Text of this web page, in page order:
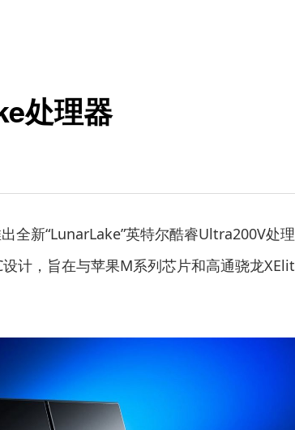
处理器
全新“LunarLake”英特尔酷睿Ultra200V处理
计，旨在与苹果M系列芯片和高通骁龙XElit